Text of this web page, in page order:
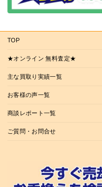
TOP
★オンライン 無料査定★
主な買取り実績一覧
お客様の声一覧
商談レポート一覧
ご質問・お問合せ